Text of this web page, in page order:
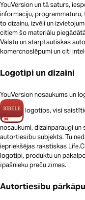
YouVersion un tā saturs,
informāciju,
to dizainu, izvēli un
citiem šo materiālu
Valstu un starptautiskās
komercnoslēpumi un citi
Logotipi un dizaini
YouVersion nosaukums un
logotips, visi
nosaukumi, dizainparaugi un
autortiesību subjekts. Tu
iepriekšējas rakstiskas
logotipi, produktu un
īpašnieku preču zīmes.
Autortiesību